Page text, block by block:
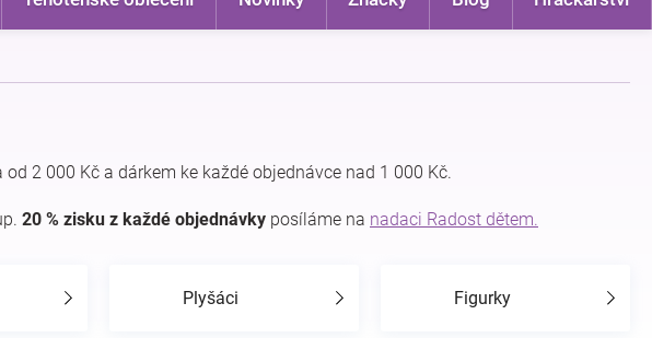
2 000 Kč a dárkem ke každé objednávce nad 1 000 Kč.
20 % zisku z každé objednávky posíláme na nadaci Radost dětem.
Plyšáci Figurky